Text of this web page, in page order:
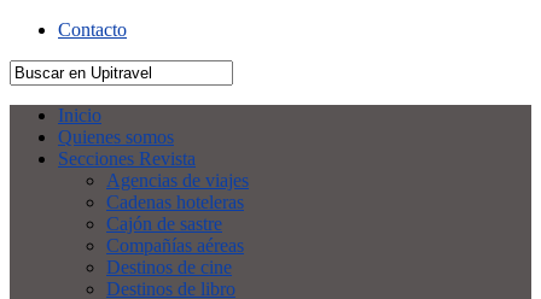
Contacto
Inicio
Quienes somos
Secciones Revista
Agencias de viajes
Cadenas hoteleras
Cajón de sastre
Compañías aéreas
Destinos de cine
Destinos de libro